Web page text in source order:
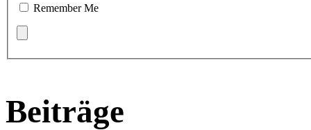
Remember Me
Beiträge